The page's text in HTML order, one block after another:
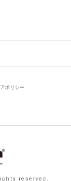
ポリシー
reserved.